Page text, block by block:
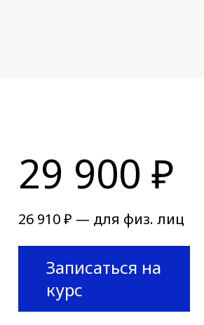
29 900 ₽
26 910 ₽ — для физ. лиц
Записаться на
курс